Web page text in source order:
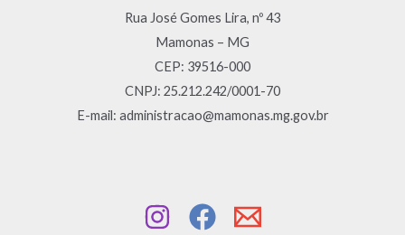
Rua José Gomes Lira, nº 43
Mamonas – MG
CEP: 39516-000
CNPJ: 25.212.242/0001-70
E-mail: administracao@mamonas.mg.gov.br